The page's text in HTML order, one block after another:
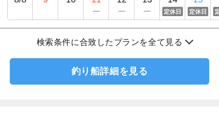
定休日 定休日
検索条件に合致したプランを全て見る
釣り船詳細を見る